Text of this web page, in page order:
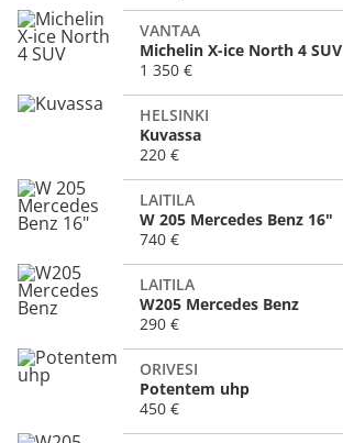
VANTAA
Michelin X-ice North 4 SUV
1 350 €
HELSINKI
Kuvassa
220 €
LAITILA
W 205 Mercedes Benz 16"
740 €
LAITILA
W205 Mercedes Benz
290 €
ORIVESI
Potentem uhp
450 €